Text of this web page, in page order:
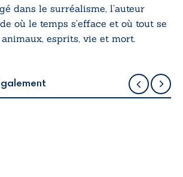
dans le surréalisme, l’auteur
où le temps s’efface et où tout se
esprits, vie et mort.